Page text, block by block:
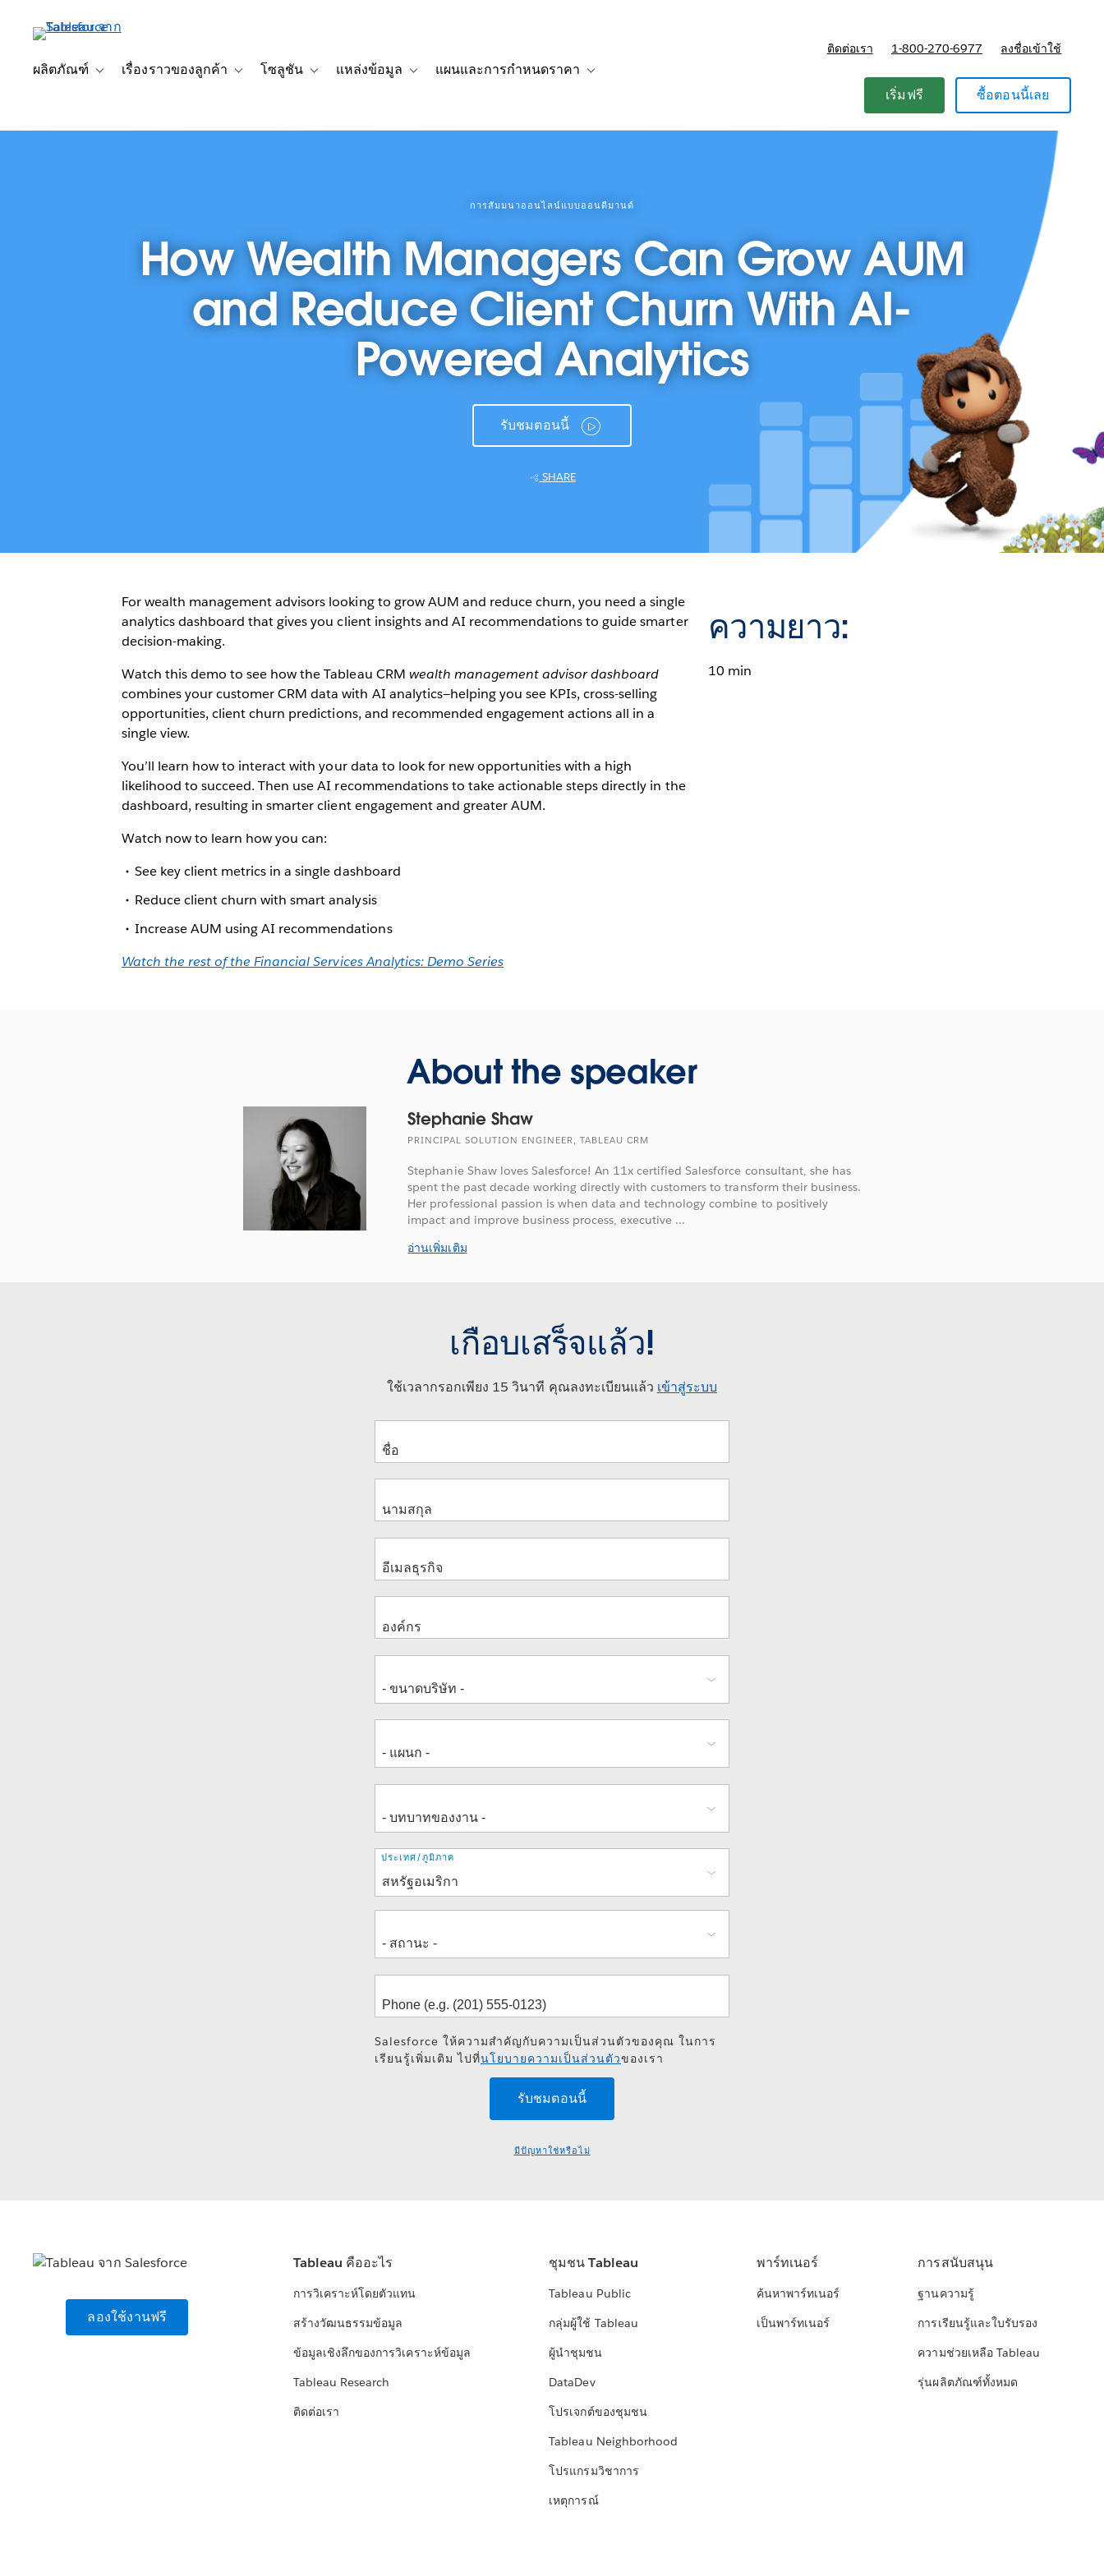
เนื้อหาผลิตภัณฑ์
Toggle sub-navigation for ผลิตภัณฑ์
เรื่องราวของลูกค้า
Toggle sub-navigation for เรื่องราวของลูกค้า
โซลูชัน
Toggle sub-navigation for โซลูชัน
แหล่งข้อมูล แผนและการกำหนดราคา
ติดต่อเรา 1-800-270-6977 ลงชื่อเข้าใช้
เริ่มฟรี ซื้อตอนนี้เลย
การสัมมนาออนไลน์แบบออนดีมานด์
How Wealth Managers Can Grow AUM
and Reduce Client Churn With AI-
Powered Analytics
รับชมตอนนี้
SHARE
For wealth management advisors looking to grow AUM and reduce churn, you need a single
analytics dashboard that gives you client insights and AI recommendations to guide smarter
decision-making.
Watch this demo to see how the Tableau CRM wealth management advisor dashboard
combines your customer CRM data with AI analytics—helping you see KPIs, cross-selling
opportunities, client churn predictions, and recommended engagement actions all in a
single view.
You’ll learn how to interact with your data to look for new opportunities with a high
likelihood to succeed. Then use AI recommendations to take actionable steps directly in the
dashboard, resulting in smarter client engagement and greater AUM.
Watch now to learn how you can:
See key client metrics in a single dashboard
Reduce client churn with smart analysis
Increase AUM using AI recommendations
Watch the rest of the Financial Services Analytics: Demo Series
ความยาว:
10 min
About the speaker
Stephanie Shaw
PRINCIPAL SOLUTION ENGINEER, TABLEAU CRM
Stephanie Shaw loves Salesforce! An 11x certified Salesforce consultant, she has
spent the past decade working directly with customers to transform their business.
Her professional passion is when data and technology combine to positively
impact and improve business process, executive ...
อ่านเพิ่มเติม
เกือบเสร็จแล้ว!
ใช้เวลากรอกเพียง 15 วินาที คุณลงทะเบียนแล้ว เข้าสู่ระบบ
ที่
อยู่
ประเทศ/ภูมิภาค
Salesforce ให้ความสำคัญกับความเป็นส่วนตัวของคุณ ในการ
เรียนรู้เพิ่มเติม ไปที่นโยบายความเป็นส่วนตัวของเรา
มีปัญหาใช่หรือไม่
ลองใช้งานฟรี
Tableau คืออะไร
การวิเคราะห์โดยตัวแทน
สร้างวัฒนธรรมข้อมูล
ข้อมูลเชิงลึกของการวิเคราะห์ข้อมูล
Tableau Research
ติดต่อเรา
ชุมชน Tableau
Tableau Public
กลุ่มผู้ใช้ Tableau
ผู้นำชุมชน
DataDev
โปรเจกต์ของชุมชน
Tableau Neighborhood
โปรแกรมวิชาการ
เหตุการณ์
พาร์ทเนอร์
ค้นหาพาร์ทเนอร์
เป็นพาร์ทเนอร์
การสนับสนุน
ฐานความรู้
การเรียนรู้และใบรับรอง
ความช่วยเหลือ Tableau
รุ่นผลิตภัณฑ์ทั้งหมด